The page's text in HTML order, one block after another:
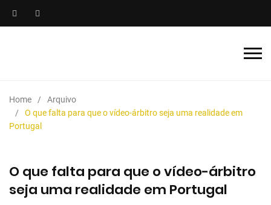
Home
Arquivo
O que falta para que o vídeo-árbitro seja uma realidade em
Portugal
O que falta para que o vídeo-árbitro
seja uma realidade em Portugal